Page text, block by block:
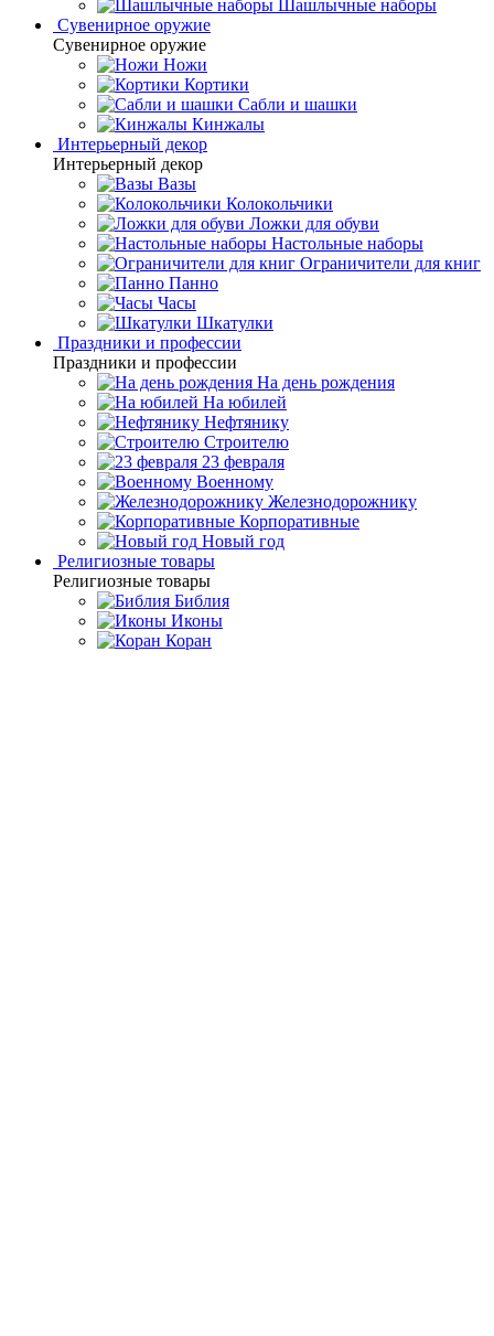
Шашлычные наборы
Сувенирное оружие
Сувенирное оружие
Ножи
Кортики
Сабли и шашки
Кинжалы
Интерьерный декор
Интерьерный декор
Вазы
Колокольчики
Ложки для обуви
Настольные наборы
Ограничители для книг
Панно
Часы
Шкатулки
Праздники и профессии
Праздники и профессии
На день рождения
На юбилей
Нефтянику
Строителю
23 февраля
Военному
Железнодорожнику
Корпоративные
Новый год
Религиозные товары
Религиозные товары
Библия
Иконы
Коран